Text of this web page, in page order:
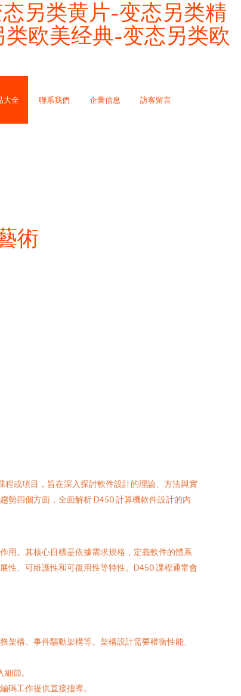
另类黄片-变态另类精
欧美经典-变态另类欧
大全 聯系我們 企業信息 訪客留言
術
項目，旨在深入探討軟件設計的理論、方法與實
來趨勢四個方面，全面解析 D450 計算機軟件設計的內
用。其核心目標是依據需求規格，定義軟件的體系
擴展性、可維護性和可復用性等特性。D450 課程通常會
構、事件驅動架構等。架構設計需要權衡性能、
節。
碼工作提供直接指導。